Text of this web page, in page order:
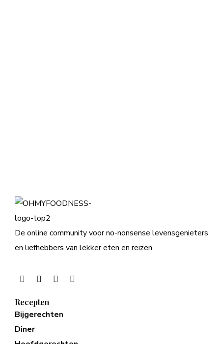
De online community voor no-nonsense levensgenieters
en liefhebbers van lekker eten en reizen
Recepten
Bijgerechten
Diner